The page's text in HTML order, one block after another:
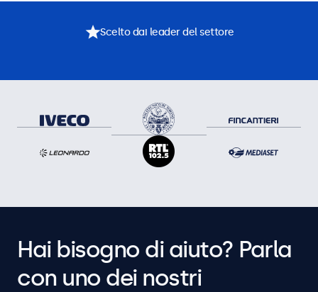
Scelto dai leader del settore
Hai bisogno di aiuto? Parla
con uno dei nostri